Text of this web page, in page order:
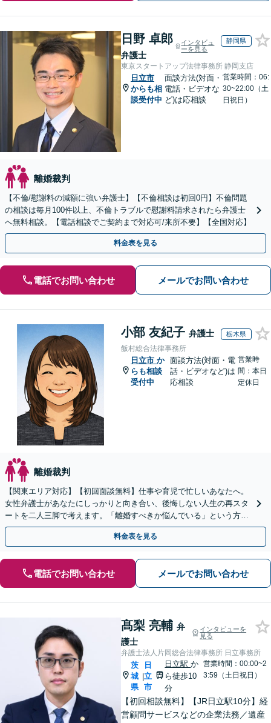
日野 卓郎
弁護士
インタビュ
ーを見る
静岡県
東京スタートアップ法律事務所 静岡支店
日立市
からも相
談受付中
面談方法(対面・
電話・ビデオな
ど)は応相談
営業時間：06:
30~22:00（土
日祝日）
離婚裁判
【不倫/慰謝料の減額に強い弁護士】【不倫相談は初回0円】不倫問題
の相談は毎月100件以上、不倫トラブルで慰謝料請求されたら弁護士
へ無料相談。【電話相談でご契約まで対応可/来所不要】【全国対応】
料金表を見る
電話でお問い合わせ メールでお問い合わせ
小部 友紀子 弁護士 栃木県
飯村総合法律事務所
日立市 か
らも相談
受付中
面談方法(対面・電
話・ビデオなど)は
応相談
営業時
間：本日
定休日
離婚裁判
【関東エリア対応】【初回面談無料】仕事や育児で忙しいあなたへ。
女性弁護士があなたにしっかりと向き合い、後悔しない人生の再スタ
ートを二人三脚で考えます。「離婚すべきか悩んでいる」という方も
安心してお話しください【完全個室で対応・子連れ相談可】
料金表を見る
電話でお問い合わせ メールでお問い合わせ
髙梨 亮輔 弁
護士
インタビューを
見る
弁護士法人片岡総合法律事務所 日立事務所
茨
城
県
|
日
立
市
日立駅か
ら徒歩10
分
営業時間：00:00~2
3:59（土日祝日）
【初回相談無料】【JR日立駅10分】経
営顧問サービスなどの企業法務／遺産